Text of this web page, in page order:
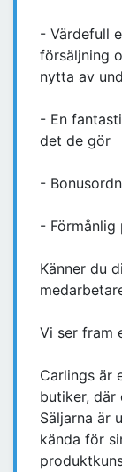
- Värdefull
försäljning
nytta av
- En
det de gör
-
- Förmånlig
Känner du
Vi ser fram
Carlings är
butiker,
Säljarna är
kända för